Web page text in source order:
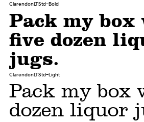
ClarendonLTStd-Bold
Pack my
five dozen
jugs.
ClarendonLTStd-Light
Pack my box
dozen liquor